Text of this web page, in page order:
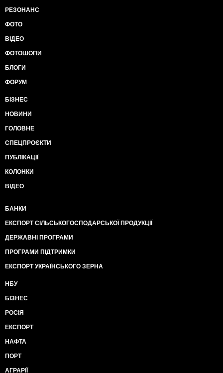
РЕЗОНАНС
ФОТО
ВІДЕО
ФОТОШОПИ
БЛОГИ
ФОРУМ
БІЗНЕС
НОВИНИ
ГОЛОВНЕ
СПЕЦПРОЄКТИ
ПУБЛІКАЦІЇ
КОЛОНКИ
ВІДЕО
БАНКИ
ЕКСПОРТ СІЛЬСЬКОГОСПОДАРСЬКОЇ ПРОДУКЦІЇ
ДЕРЖАВНІ ПРОГРАМИ
ПРОГРАМИ ПІДТРИМКИ
ЕКСПОРТ УКРАЇНСЬКОГО ЗЕРНА
НБУ
БІЗНЕС
РОСІЯ
ЕКСПОРТ
НАФТА
ПОРТ
АГРАРІЇ